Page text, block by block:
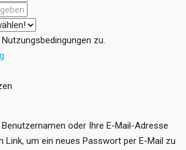
zu.
oder Ihre E-Mail-Adresse
Link, um ein neues Passwort per E-Mail zu